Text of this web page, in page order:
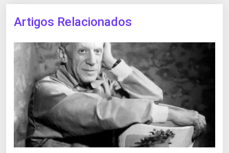
Artigos Relacionados